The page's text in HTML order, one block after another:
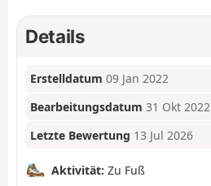
Details
Erstelldatum 09 Jan 2022
Bearbeitungsdatum 31 Okt 2022
Letzte Bewertung 13 Jul 2026
Aktivität: Zu Fuß